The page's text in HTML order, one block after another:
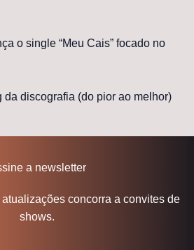
o single “Meu Cais” focado no
da discografia (do pior ao melhor)
a newsletter
concorra a convites de
shows.